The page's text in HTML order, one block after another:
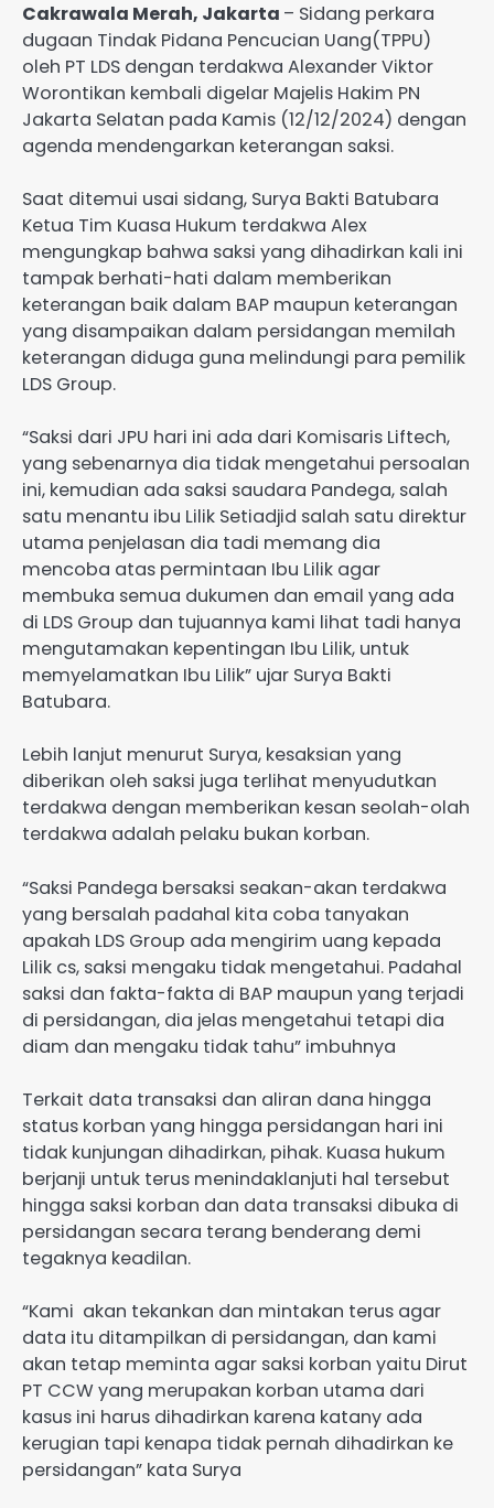
Cakrawala Merah, Jakarta – Sidang perkara
dugaan Tindak Pidana Pencucian Uang(TPPU)
oleh PT LDS dengan terdakwa Alexander Viktor
Worontikan kembali digelar Majelis Hakim PN
Jakarta Selatan pada Kamis (12/12/2024) dengan
agenda mendengarkan keterangan saksi.
Saat ditemui usai sidang, Surya Bakti Batubara
Ketua Tim Kuasa Hukum terdakwa Alex
mengungkap bahwa saksi yang dihadirkan kali ini
tampak berhati-hati dalam memberikan
keterangan baik dalam BAP maupun keterangan
yang disampaikan dalam persidangan memilah
keterangan diduga guna melindungi para pemilik
LDS Group.
“Saksi dari JPU hari ini ada dari Komisaris Liftech,
yang sebenarnya dia tidak mengetahui persoalan
ini, kemudian ada saksi saudara Pandega, salah
satu menantu ibu Lilik Setiadjid salah satu direktur
utama penjelasan dia tadi memang dia
mencoba atas permintaan Ibu Lilik agar
membuka semua dukumen dan email yang ada
di LDS Group dan tujuannya kami lihat tadi hanya
mengutamakan kepentingan Ibu Lilik, untuk
memyelamatkan Ibu Lilik” ujar Surya Bakti
Batubara.
Lebih lanjut menurut Surya, kesaksian yang
diberikan oleh saksi juga terlihat menyudutkan
terdakwa dengan memberikan kesan seolah-olah
terdakwa adalah pelaku bukan korban.
“Saksi Pandega bersaksi seakan-akan terdakwa
yang bersalah padahal kita coba tanyakan
apakah LDS Group ada mengirim uang kepada
Lilik cs, saksi mengaku tidak mengetahui. Padahal
saksi dan fakta-fakta di BAP maupun yang terjadi
di persidangan, dia jelas mengetahui tetapi dia
diam dan mengaku tidak tahu” imbuhnya
Terkait data transaksi dan aliran dana hingga
status korban yang hingga persidangan hari ini
tidak kunjungan dihadirkan, pihak. Kuasa hukum
berjanji untuk terus menindaklanjuti hal tersebut
hingga saksi korban dan data transaksi dibuka di
persidangan secara terang benderang demi
tegaknya keadilan.
“Kami akan tekankan dan mintakan terus agar
data itu ditampilkan di persidangan, dan kami
akan tetap meminta agar saksi korban yaitu Dirut
PT CCW yang merupakan korban utama dari
kasus ini harus dihadirkan karena katany ada
kerugian tapi kenapa tidak pernah dihadirkan ke
persidangan” kata Surya